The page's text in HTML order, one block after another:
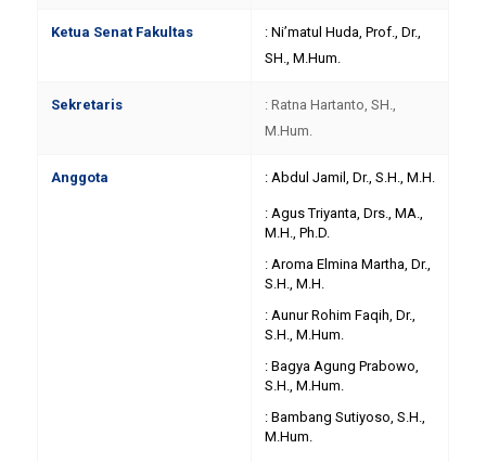
Ketua Senat Fakultas
: Ni’matul Huda, Prof., Dr.,
SH., M.Hum.
Sekretaris
: Ratna Hartanto, SH.,
M.Hum.
Anggota : Abdul Jamil, Dr., S.H., M.H.
: Agus Triyanta, Drs., MA.,
M.H., Ph.D.
: Aroma Elmina Martha, Dr.,
S.H., M.H.
: Aunur Rohim Faqih, Dr.,
S.H., M.Hum.
: Bagya Agung Prabowo,
S.H., M.Hum.
: Bambang Sutiyoso, S.H.,
M.Hum.